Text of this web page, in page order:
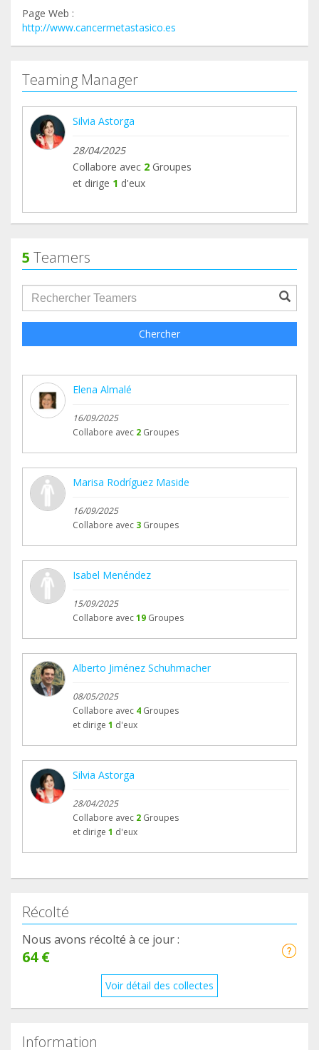
Page Web :
http://www.cancermetastasico.es
Teaming Manager
Silvia Astorga
28/04/2025
Collabore avec 2 Groupes
et dirige 1 d'eux
5 Teamers
groupProfile.searchForm.search.text???
Chercher
Elena Almalé
16/09/2025
Collabore avec 2 Groupes
Marisa Rodríguez Maside
16/09/2025
Collabore avec 3 Groupes
Isabel Menéndez
15/09/2025
Collabore avec19 Groupes
Alberto Jiménez Schuhmacher
08/05/2025
Collabore avec 4 Groupes
et dirige 1 d'eux
Silvia Astorga
28/04/2025
Collabore avec 2 Groupes
et dirige 1 d'eux
Récolté
Nous avons récolté à ce jour :
64 €
Voir détail des collectes
Information